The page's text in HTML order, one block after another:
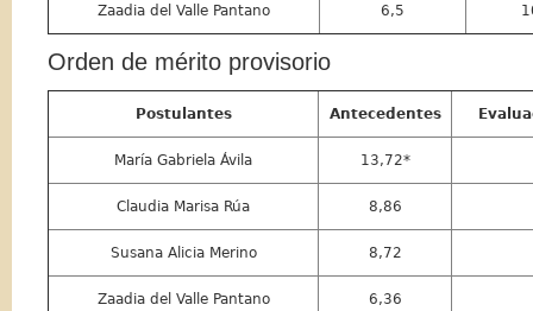
Zaadia del Valle Pantano 6,5
Orden de mérito provisorio
Postulantes Antecedentes
María Gabriela Ávila 13,72*
Claudia Marisa Rúa 8,86
Susana Alicia Merino 8,72
Zaadia del Valle Pantano 6,36